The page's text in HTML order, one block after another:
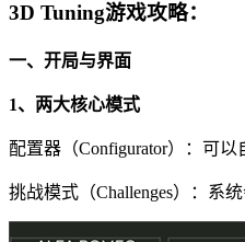
3D Tuning游戏攻略：
一、开局与界面
1、两大核心模式
配置器（Configurator）：可
挑战模式（Challenges）：系